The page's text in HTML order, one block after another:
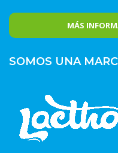
MÁS
SOMOS UNA